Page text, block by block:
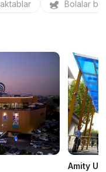
Bolalar
Amity